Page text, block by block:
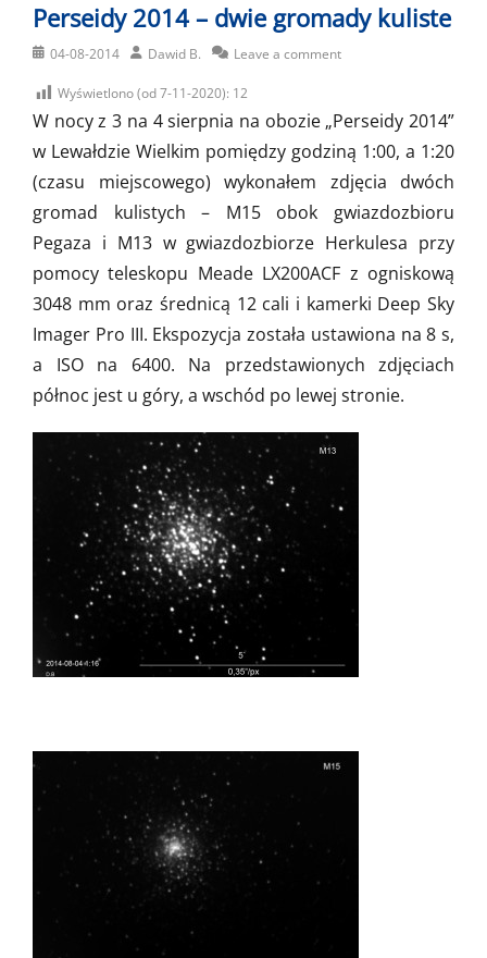
Perseidy 2014 – dwie gromady kuliste
Posted
04-08-2014 AuthorDawid B. Leave a comment
Wyświetlono (od 7-11-2020): 12
W nocy z 3 na 4 sierpnia na obozie „Perseidy 2014”
w Lewałdzie Wielkim pomiędzy godziną 1:00, a 1:20
(czasu miejscowego) wykonałem zdjęcia dwóch
gromad kulistych – M15 obok gwiazdozbioru
Pegaza i M13 w gwiazdozbiorze Herkulesa przy
pomocy teleskopu Meade LX200ACF z ogniskową
3048 mm oraz średnicą 12 cali i kamerki Deep Sky
Imager Pro III. Ekspozycja została ustawiona na 8 s,
a ISO na 6400. Na przedstawionych zdjęciach
północ jest u góry, a wschód po lewej stronie.